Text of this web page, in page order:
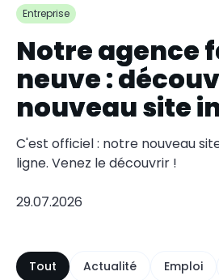
Entreprise
Notre agence
neuve :
nouveau site
C'est officiel : notre nouveau
ligne. Venez le découvrir !
29.07.2026
Tout Actualité Emploi